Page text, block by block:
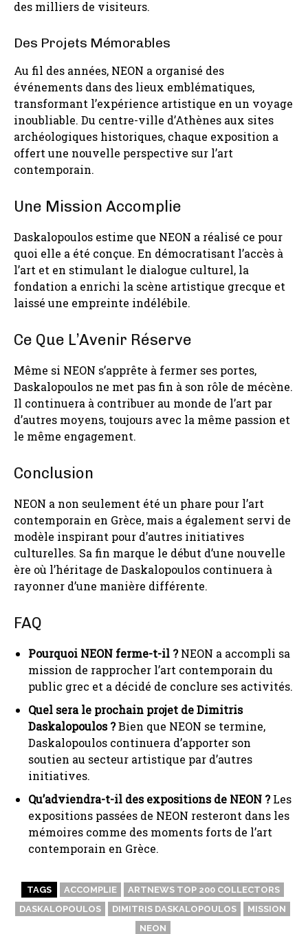
des milliers de visiteurs.
Des Projets Mémorables
Au fil des années, NEON a organisé des
événements dans des lieux emblématiques,
transformant l’expérience artistique en un voyage
inoubliable. Du centre-ville d’Athènes aux sites
archéologiques historiques, chaque exposition a
offert une nouvelle perspective sur l’art
contemporain.
Une Mission Accomplie
Daskalopoulos estime que NEON a réalisé ce pour
quoi elle a été conçue. En démocratisant l’accès à
l’art et en stimulant le dialogue culturel, la
fondation a enrichi la scène artistique grecque et
laissé une empreinte indélébile.
Ce Que L’Avenir Réserve
Même si NEON s’apprête à fermer ses portes,
Daskalopoulos ne met pas fin à son rôle de mécène.
Il continuera à contribuer au monde de l’art par
d’autres moyens, toujours avec la même passion et
le même engagement.
Conclusion
NEON a non seulement été un phare pour l’art
contemporain en Grèce, mais a également servi de
modèle inspirant pour d’autres initiatives
culturelles. Sa fin marque le début d’une nouvelle
ère où l’héritage de Daskalopoulos continuera à
rayonner d’une manière différente.
FAQ
Pourquoi NEON ferme-t-il ?NEON a accompli sa
mission de rapprocher l’art contemporain du
public grec et a décidé de conclure ses activités.
Quel sera le prochain projet de Dimitris
Daskalopoulos ?Bien que NEON se termine,
Daskalopoulos continuera d’apporter son
soutien au secteur artistique par d’autres
initiatives.
Qu’adviendra-t-il des expositions de NEON ?Les
expositions passées de NEON resteront dans les
mémoires comme des moments forts de l’art
contemporain en Grèce.
TAGS ACCOMPLIE
ARTNEWS TOP 200 COLLECTORS
DASKALOPOULOS
DIMITRIS DASKALOPOULOS
MISSION
NEON